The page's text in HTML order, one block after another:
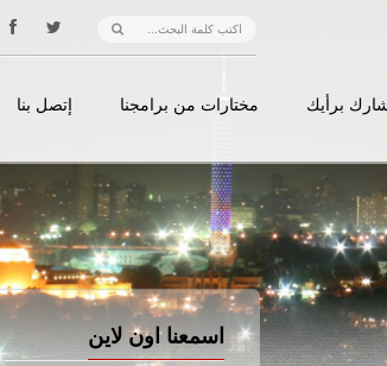
برأيك مختارات من برامجنا إتصل بنا
اسمعنا اون لاين